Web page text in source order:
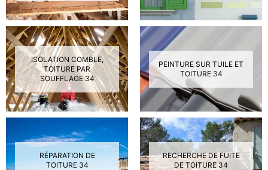
ISOLATION COMBLE,
TOITURE PAR
SOUFFLAGE 34
PEINTURE SUR TUILE ET
TOITURE 34
RÉPARATION DE
TOITURE 34
RECHERCHE DE FUITE
DE TOITURE 34